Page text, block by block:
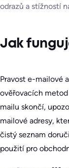
odrazů a stížností
Jak
Pravost e-mailové
ověřovacích
mailu skončí,
mailové adresy,
čistý seznam
použití pro